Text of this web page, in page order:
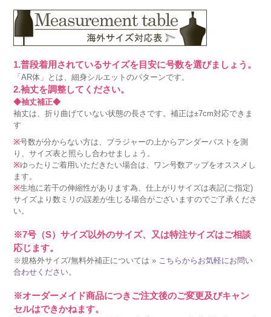
1.普段着用されているサイズを目安に号数を選びましょう。
「AR体」とは、細身シルエットのパターンです。
2.袖丈を調整してください。
◆袖丈補正◆
袖丈は、折り曲げていない状態の長さです。補正は±7cm対応できま
す
※号数が分からない方は、ブラジャーの上からアンダーバストを測
り、サイズ表と照らし合わせましょう。
※ゆったりご着用いただきたい場合は、ワン号数アップをオススメし
ます。
※生地に若干の伸縮性があります為、仕上がりサイズは表記(ご指定)
サイズより数ミリの誤差が生じる場合がございますのでご了承くださ
い。
※7号（S）サイズ以外のサイズ、又は特注サイズはご相談
応じます。
※規格外サイズ/無料外補正については » こちらからお気軽にお問い
合わせください。
※オーダーメイド商品につきご注文後のご変更及びキャン
セルはできかねます。